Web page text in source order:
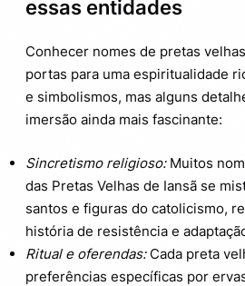
essas entidades
Conhecer nomes de pretas
portas para uma espiritualidade
e simbolismos, mas alguns
imersão ainda mais fascinante:
Sincretismo religioso:Muitos
das Pretas Velhas de Iansã se
santos e figuras do catolicismo,
história de resistência e
Ritual e oferendas:Cada preta
preferências específicas por